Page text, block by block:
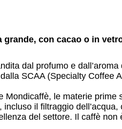
con cacao o in
dal profumo e
SCAA (Specialty Coffee
le materie
il filtraggio
del settore. Il caffè